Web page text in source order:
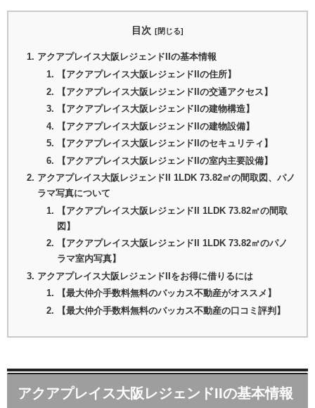
目次
アクアプレイス大阪レジェンドIIの基本情報
【アクアプレイス大阪レジェンドIIの住所】
【アクアプレイス大阪レジェンドIIの交通アクセス】
【アクアプレイス大阪レジェンドIIの建物構造】
【アクアプレイス大阪レジェンドIIの建物設備】
【アクアプレイス大阪レジェンドIIのセキュリティ】
【アクアプレイス大阪レジェンドIIの室内主要設備】
アクアプレイス大阪レジェンドII 1LDK 73.82㎡の間取図、パノ
ラマ写真について
【アクアプレイス大阪レジェンドII 1LDK 73.82㎡の間取
図】
【アクアプレイス大阪レジェンドII 1LDK 73.82㎡のパノ
ラマ室内写真】
アクアプレイス大阪レジェンドIIをお得に借りるには
【最大仲介手数料無料のバッカス不動産がオススメ】
【最大仲介手数料無料のバッカス不動産の口コミ評判】
アクアプレイス大阪レジェンドIIの基本情報